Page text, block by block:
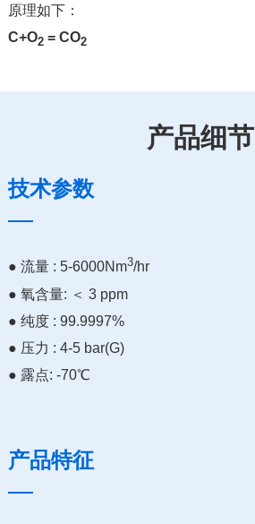
原理如下：
C+O2= CO2
产品细节
技术参数
● 流量 : 5-6000Nm3/hr
● 氧含量: ＜ 3 ppm
● 纯度 : 99.9997%
● 压力 : 4-5 bar(G)
● 露点: -70℃
产品特征